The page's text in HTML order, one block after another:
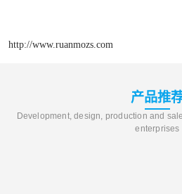
http://www.ruanmozs.com
产品推
Development, design, production and
enterprises